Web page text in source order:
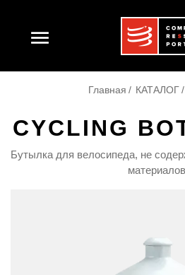

Главная КАТАЛОГ
CYCLING
Бутылка для велосипеда, не